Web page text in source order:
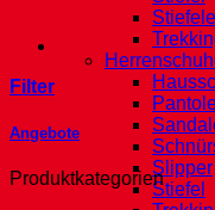
Slipper
Stiefel
Filter
Angebote
Produktkategorien